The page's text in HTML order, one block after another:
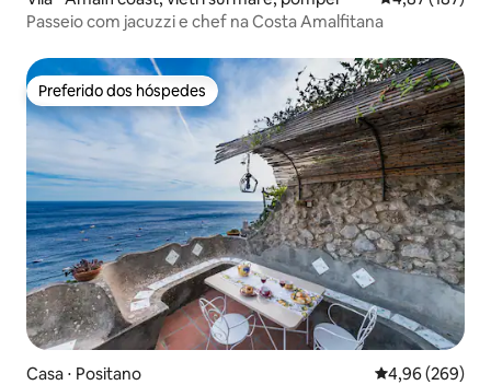
Passeio com jacuzzi e chef na Costa Amalfitana
Preferido dos hóspedes
Preferido dos hóspedes
Casa ⋅ Positano 4,96 de uma
4,96 (269)